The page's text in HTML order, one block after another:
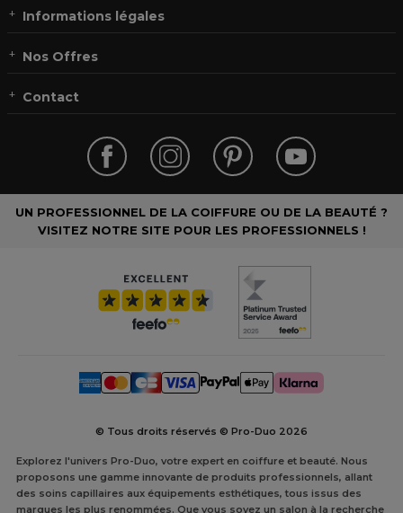
Informations légales
Nos Offres
Contact
UN PROFESSIONNEL DE LA COIFFURE OU DE LA BEAUTÉ ?
VISITEZ NOTRE SITE POUR LES PROFESSIONNELS !
© Tous droits réservés © Pro-Duo 2026
Explorez l'univers Pro-Duo, votre expert en coiffure et beauté. Nous
proposons une gamme innovante de produits professionnels, allant
des soins capillaires aux équipements esthétiques, tous issus des
marques les plus renommées. Que vous soyez un salon à la recherche